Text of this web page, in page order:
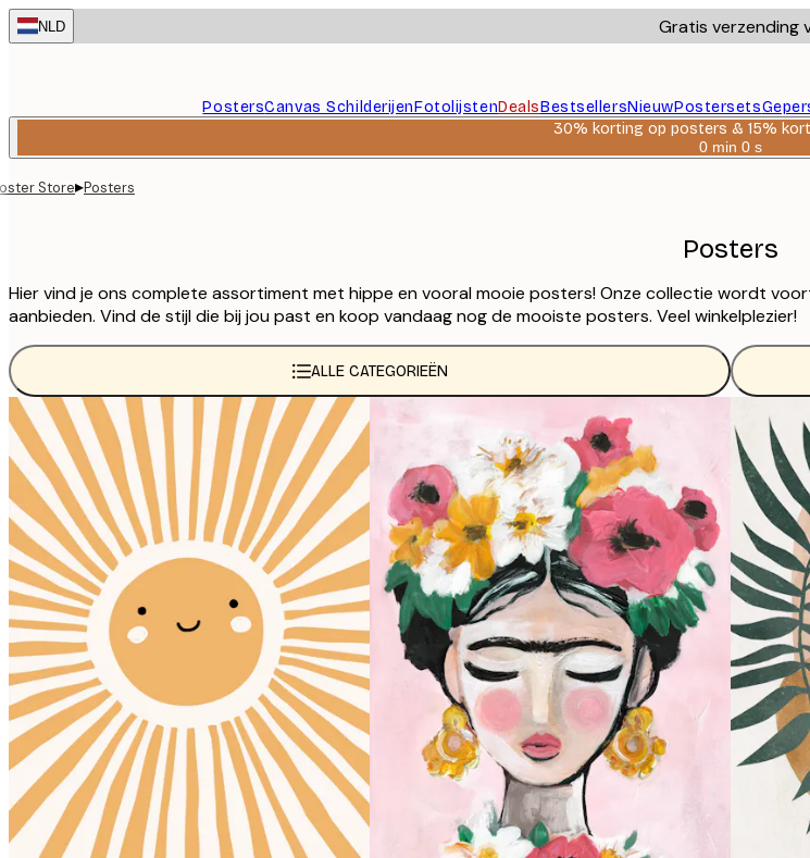
Skip
to
NLD Gratis verzending
PostersCanvas SchilderijenFotolijstenDealsBestsellersNieuwPostersets
30% korting op posters & 15%
0 min 0 s
Geldig
Store▸Posters
Posters
Hier vind je ons complete assortiment met hippe en vooral mooie posters! Onze collectie wordt
aanbieden. Vind de stijl die bij jou past en koop vandaag nog de mooiste posters. Veel winkelplezier!
ALLE CATEGORIEËN